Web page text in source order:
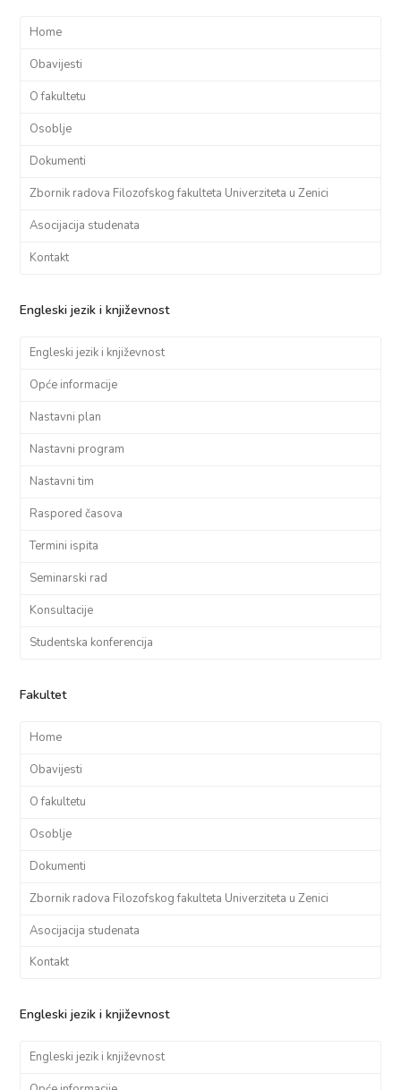
Home
Obavijesti
O fakultetu
Osoblje
Dokumenti
Zbornik radova Filozofskog fakulteta Univerziteta u Zenici
Asocijacija studenata
Kontakt
Engleski jezik i književnost
Engleski jezik i književnost
Opće informacije
Nastavni plan
Nastavni program
Nastavni tim
Raspored časova
Termini ispita
Seminarski rad
Konsultacije
Studentska konferencija
Fakultet
Home
Obavijesti
O fakultetu
Osoblje
Dokumenti
Zbornik radova Filozofskog fakulteta Univerziteta u Zenici
Asocijacija studenata
Kontakt
Engleski jezik i književnost
Engleski jezik i književnost